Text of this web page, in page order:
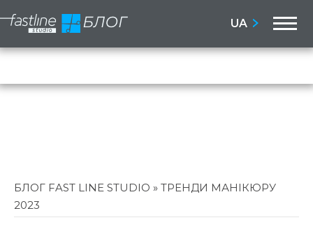
UA
БЛОГ FAST LINE STUDIO » ТРЕНДИ МАНІКЮРУ
2023